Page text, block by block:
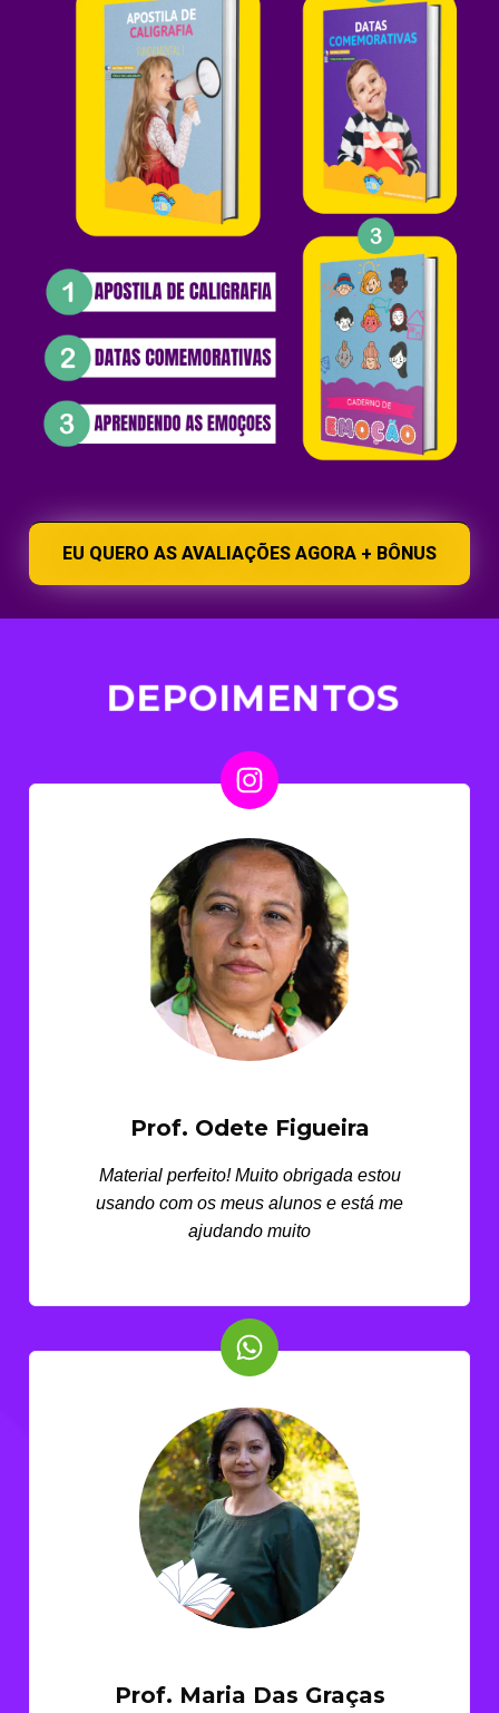
EU QUERO AS AVALIAÇÕES AGORA + BÔNUS
DEPOIMENTOS
Prof. Odete Figueira
Material perfeito! Muito obrigada estou
usando com os meus alunos e está me
ajudando muito
Prof. Maria Das Graças